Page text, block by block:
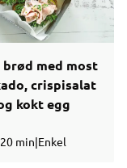
brød med most
crispisalat
kokt egg
20 min|Enkel